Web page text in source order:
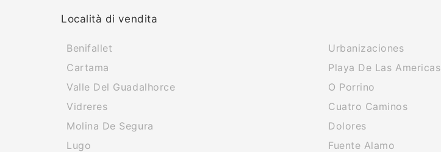
Località di vendita
Benifallet
Cartama
Valle Del Guadalhorce
Vidreres
Molina De Segura
Lugo
Urbanizaciones
Playa De Las Americas
O Porrino
Cuatro Caminos
Dolores
Fuente Alamo